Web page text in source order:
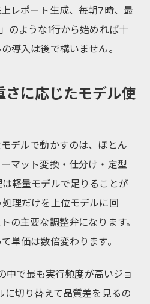
レポート生成、毎朝7時、最
のような1行から始めれば十
導入は後で構いません。
に応じたモデル使
デルで動かすのは、ほとん
マット変換・仕分け・定型
軽量モデルで足りることが
理だけを上位モデルに回
の主要な調整弁になります。
単価は数倍変わります。
中で最も実行頻度が高いジョ
に切り替えて品質差を見るの